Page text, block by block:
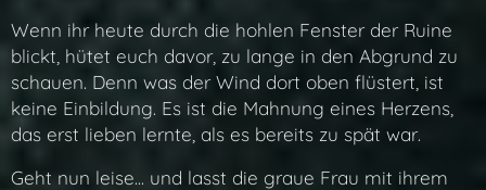
Wenn ihr heute durch die hohlen Fenster der Ruine
blickt, hütet euch davor, zu lange in den Abgrund zu
schauen. Denn was der Wind dort oben flüstert, ist
keine Einbildung. Es ist die Mahnung eines Herzens,
das erst lieben lernte, als es bereits zu spät war.
Geht nun leise... und lasst die graue Frau mit ihrem